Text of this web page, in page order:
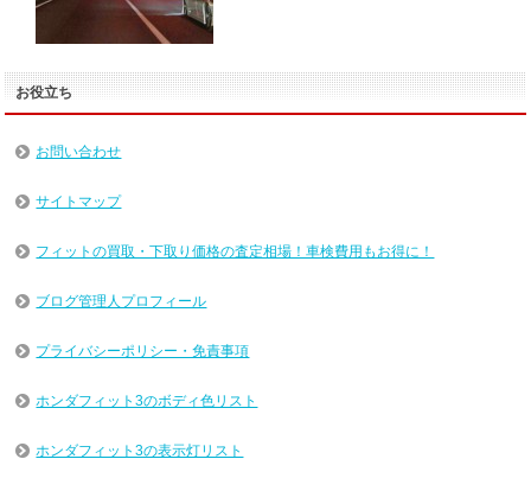
お役立ち
お問い合わせ
サイトマップ
フィットの買取・下取り価格の査定相場！車検費用もお得に！
ブログ管理人プロフィール
プライバシーポリシー・免責事項
ホンダフィット3のボディ色リスト
ホンダフィット3の表示灯リスト